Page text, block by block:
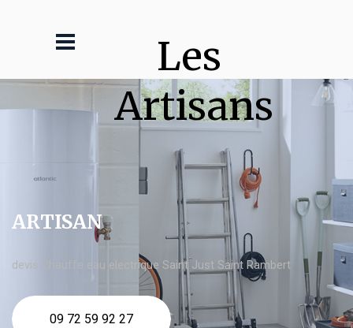
Les
Artisans
ARTISAN
devis Chauffe eau electrique Saint Just Saint Rambert
09 72 59 92 27